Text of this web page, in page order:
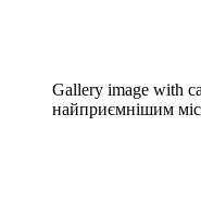
Gallery image with
найприємнішим